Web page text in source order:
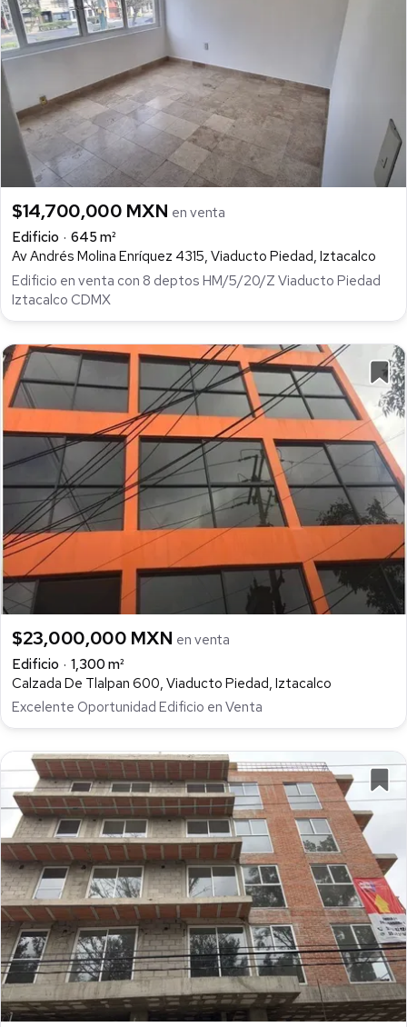
$14,700,000 MXN en venta
Edificio
645 m²
Av Andrés Molina Enríquez 4315, Viaducto Piedad, Iztacalco
Edificio en venta con 8 deptos HM/5/20/Z Viaducto Piedad
Iztacalco CDMX
$23,000,000 MXN en venta
Edificio
1,300 m²
Calzada De Tlalpan 600, Viaducto Piedad, Iztacalco
Excelente Oportunidad Edificio en Venta